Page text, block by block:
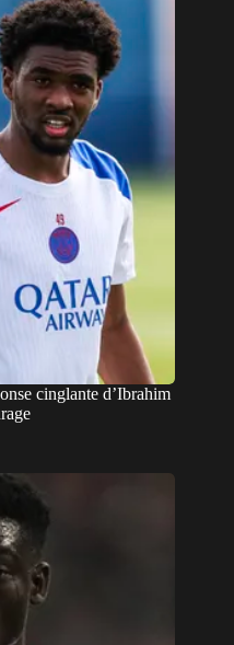
cinglante d’Ibrahim